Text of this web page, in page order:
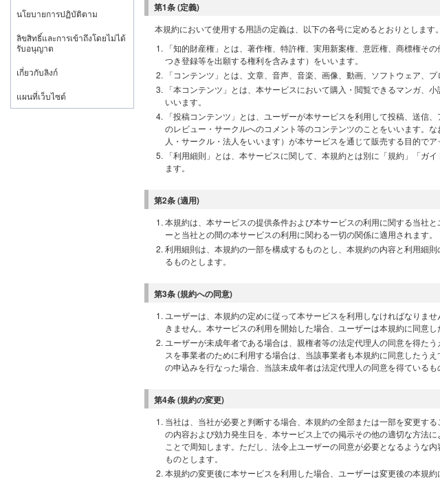
第1条 (定義)
本規約において使用する用語の定義は、以下の各号に定めるとおりとします。
「知的財産権」とは、著作権、特許権、実用新案権、意匠権、商標権そ
つき登録等を出願する権利を含みます）をいいます。
「コンテンツ」とは、文章、音声、音楽、画像、動画、ソフトウェア、
「本コンテンツ」とは、本サービスにおいて購入・閲覧できるマンガ、
いいます。
「投稿コンテンツ」とは、ユーザーが本サービスを利用して投稿、送信
のレビュー・サークルへのコメント等のコンテンツのことをいいます。
人・サークル・法人をいいます）が本サービスを通じて販売する目的で
「利用細則」とは、本サービスに関して、本規約とは別に「規約」「ガ
ます。
第2条 (適用)
本規約は、本サービスの提供条件および本サービスの利用に関する当社
ーと当社との間の本サービスの利用に関わる一切の関係に適用されます。
利用細則は、本規約の一部を構成するものとし、本規約の内容と利用細
るものとします。
第3条 (規約への同意)
ユーザーは、本規約の定めに従って本サービスを利用しなければなりま
きません。本サービスの利用を開始した場合、ユーザーは本規約に同意し
ユーザーが未成年者である場合は、親権者等の法定代理人の同意を得た
スを事業者のために利用する場合は、当該事業者も本規約に同意したう
の申込みを行なった場合、当該未成年者は法定代理人の同意を得ているも
第4条 (規約の変更)
当社は、当社が必要と判断する場合、本規約の全部または一部を変更す
の内容および効力発生日を、本サービス上での掲示その他の適切な方法
ことで周知します。ただし、法令上ユーザーの同意が必要となるような
ものとします。
本規約の変更後に本サービスを利用した場合、ユーザーは変更後の本規約
นโยบายการปฏิบัติตาม
ลิขสิทธิ์และการเข้าถึงโดยไม่ได้
รับอนุญาต
เกี่ยวกับลิงก์
แผนที่เว็บไซต์